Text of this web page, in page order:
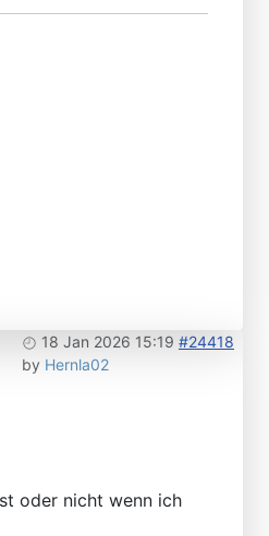
18 Jan 2026 15:19 #24418
by Hernla02
oder nicht wenn ich